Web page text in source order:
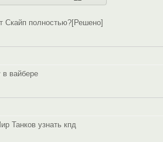
Скайп полностью?[Решено]
в вайбере
Танков узнать кпд